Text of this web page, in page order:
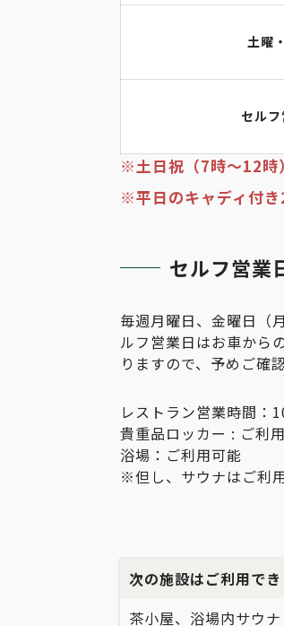
土曜
セルフ
※土日祝（7時～12時
※平日のキャディ付
セルフ営業
毎週月曜日、金曜日（
ルフ営業日はお車から
りますので、予めご確
レストラン営業時間：
貴重品ロッカー : ご利
浴場：ご利用可能
※但し、サウナはご利
次の施設はご利用で
茶小屋、浴場内サウナ